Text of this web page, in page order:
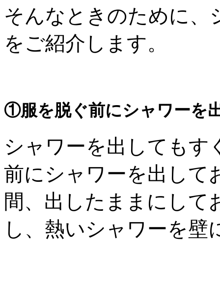
そんなときのために、
をご紹介します。
①服を脱ぐ前にシャワーを
シャワーを出してもす
前にシャワーを出して
間、出したままにして
し、熱いシャワーを壁